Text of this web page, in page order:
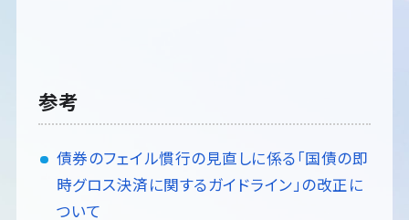
参考
債券のフェイル慣行の見直しに係る「国債の即
時グロス決済に関するガイドライン」の改正に
ついて